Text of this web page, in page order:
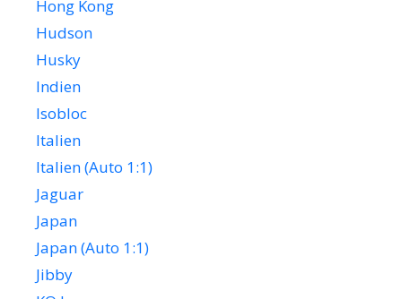
Hong Kong
Hudson
Husky
Indien
Isobloc
Italien
Italien (Auto 1:1)
Jaguar
Japan
Japan (Auto 1:1)
Jibby